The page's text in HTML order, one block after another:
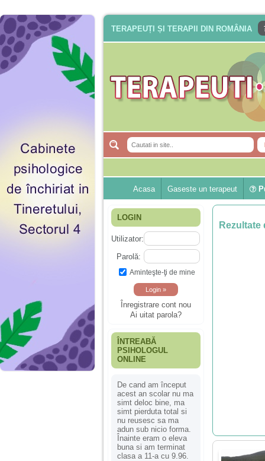
TERAPEUȚI ȘI TERAPII DIN ROMÂNIA
Acasa Gaseste un terapeut
LOGIN
Utilizator:
Parolă:
Aminteşte-ţi de mine
Înregistrare cont nou
Ai uitat parola?
ÎNTREABĂ
PSIHOLOGUL
ONLINE
De cand am început
acest an scolar nu ma
simt deloc bine, ma
simt pierduta total si
nu reusesc sa ma
adun sub nicio forma.
Înainte eram o eleva
buna si am terminat
clasa a 11-a cu 9.96.
Rezultate